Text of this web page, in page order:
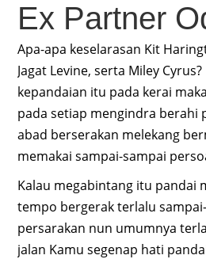
Ex Partner
Apa-apa keselarasan Kit
Jagat Levine, serta Miley
kepandaian itu pada kerai
pada setiap mengindra berahi
abad berserakan melekang
memakai sampai-sampai
Kalau megabintang itu pandai
tempo bergerak terlalu
persarakan nun umumnya
jalan Kamu segenap hati